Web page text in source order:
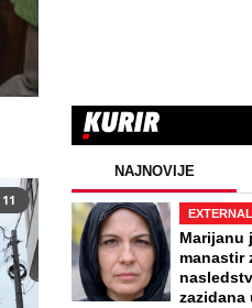
11
NAJNOVIJE
Marijanu
manastir
zazidana